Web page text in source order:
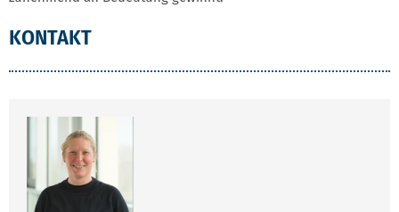
KONTAKT